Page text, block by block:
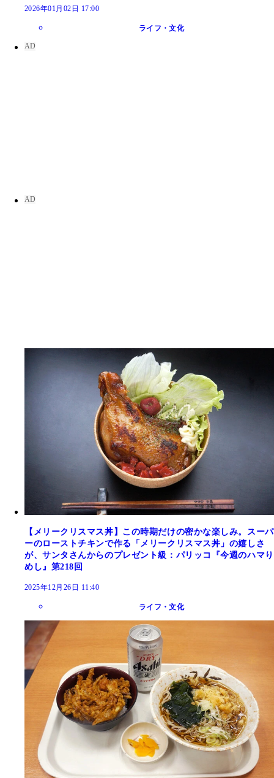
2026年01月02日 17:00
ライフ・文化
【メリークリスマス丼】この時期だけの密かな楽しみ。スーパ
ーのローストチキンで作る「メリークリスマス丼」の嬉しさ
が、サンタさんからのプレゼント級：パリッコ『今週のハマり
めし』第218回
2025年12月26日 11:40
ライフ・文化